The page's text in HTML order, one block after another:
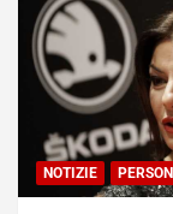
NOTIZIE